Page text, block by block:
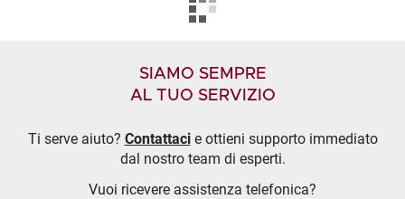
SIAMO SEMPRE
AL TUO SERVIZIO
Ti serve aiuto? Contattacie ottieni supporto immediato
dal nostro team di esperti.
Vuoi ricevere assistenza telefonica?